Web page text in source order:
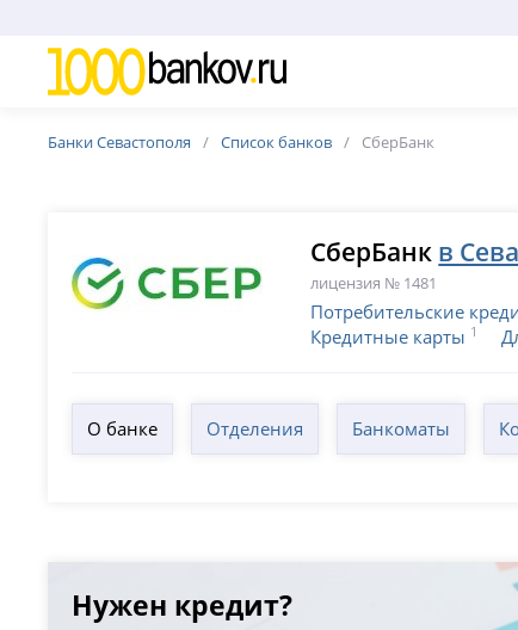
Банки Севастополя Список банков СберБанк
СберБанк в
лицензия № 1481
Потребительские
Кредитные карты 1
О банке Отделения Банкоматы
Нужен кредит?